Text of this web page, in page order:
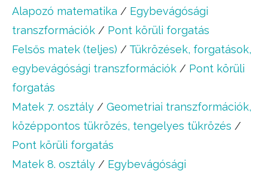
Alapozó matematika / Egybevágósági
transzformációk / Pont körüli forgatás
Felsős matek (teljes) / Tükrözések, forgatások,
egybevágósági transzformációk / Pont körüli
forgatás
Matek 7. osztály / Geometriai transzformációk,
középpontos tükrözés, tengelyes tükrözés /
Pont körüli forgatás
Matek 8. osztály / Egybevágósági